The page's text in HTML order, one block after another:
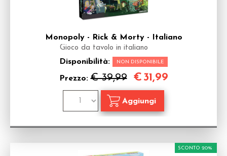
Monopoly - Rick & Morty - Italiano
Gioco da tavolo in italiano
Disponibilità: NON DISPONIBILE
Prezzo:€ 39,99 € 31,99
SCONTO 20%